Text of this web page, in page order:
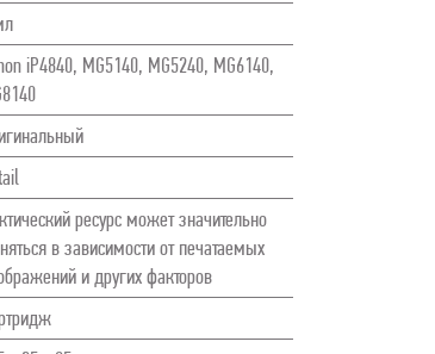
iP4840, MG5140, MG5240, MG6140,
ресурс может значительно
в зависимости от печатаемых
и других факторов